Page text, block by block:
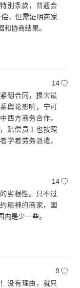
别条款，普通会
，但需证明商家
协商结果。
14
翻合同，损害最
舆论影响，宁可
西方商务合作，
赔偿员工也按照
学着劳务派遣，
14
劣根性。只不过
精神的商家，国
是少一些。
9
没有理由，就只